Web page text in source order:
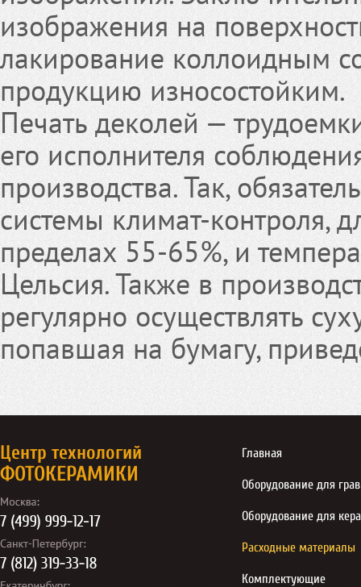
изображения на
лакирование коллоидным
продукцию износостойким.
Печать деколей —
его исполнителя
производства. Так,
системы климат-контроля,
пределах 55-65%, и
Цельсия. Также в
регулярно осуществлять
попавшая на бумагу,
Центр технологий
ФОТОКЕРАМИКИ
Главная
Оборудование для
Оборудование для
Расходные материалы
Комплектующие